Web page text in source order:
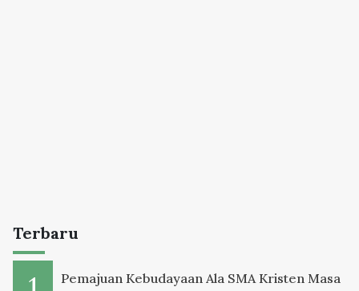
Terbaru
Pemajuan Kebudayaan Ala SMA Kristen Masa